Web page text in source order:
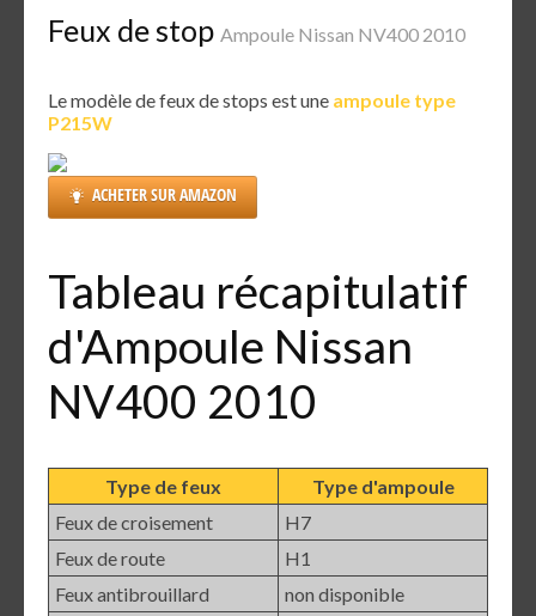
Feux de stop Ampoule Nissan NV400 2010
Le modèle de feux de stops est une ampoule type
P215W
ACHETER SUR AMAZON
Tableau récapitulatif
d'Ampoule Nissan
NV400 2010
Type de feux
Type d'ampoule
Feux de croisement
H7
Feux de route
H1
Feux antibrouillard
non disponible